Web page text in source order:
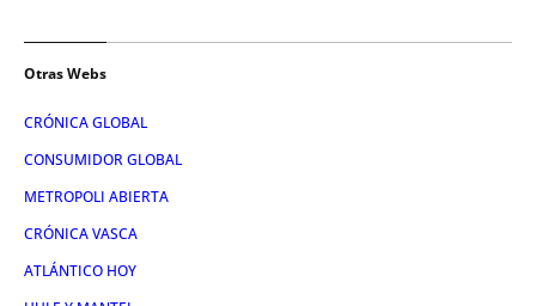
Otras Webs
CRÓNICA GLOBAL
CONSUMIDOR GLOBAL
METROPOLI ABIERTA
CRÓNICA VASCA
ATLÁNTICO HOY